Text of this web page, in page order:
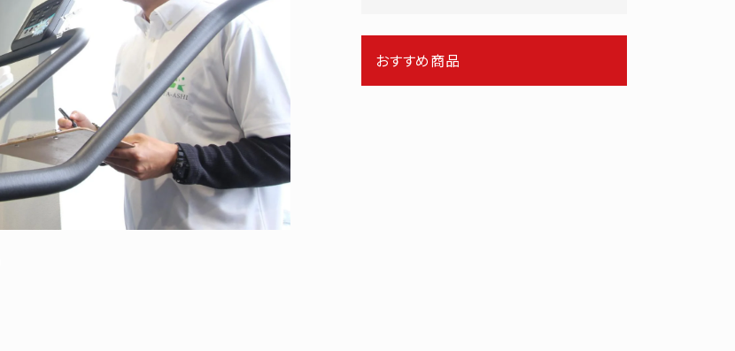
おすすめ商品